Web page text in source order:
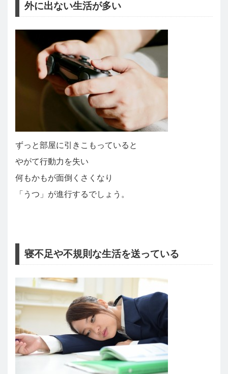
外に出ない生活が多い
ずっと部屋に引きこもっていると
やがて行動力を失い
何もかもが面倒くさくなり
「うつ」が進行するでしょう。
寝不足や不規則な生活を送っている